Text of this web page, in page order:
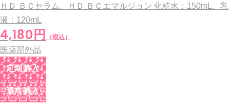
ＨＤ ＢＣセラム、ＨＤ ＢＣエマルジョン 化粧水：150mL、乳
液：120mL
4,180円 （税込）
医薬部外品
定期購入
通常購入